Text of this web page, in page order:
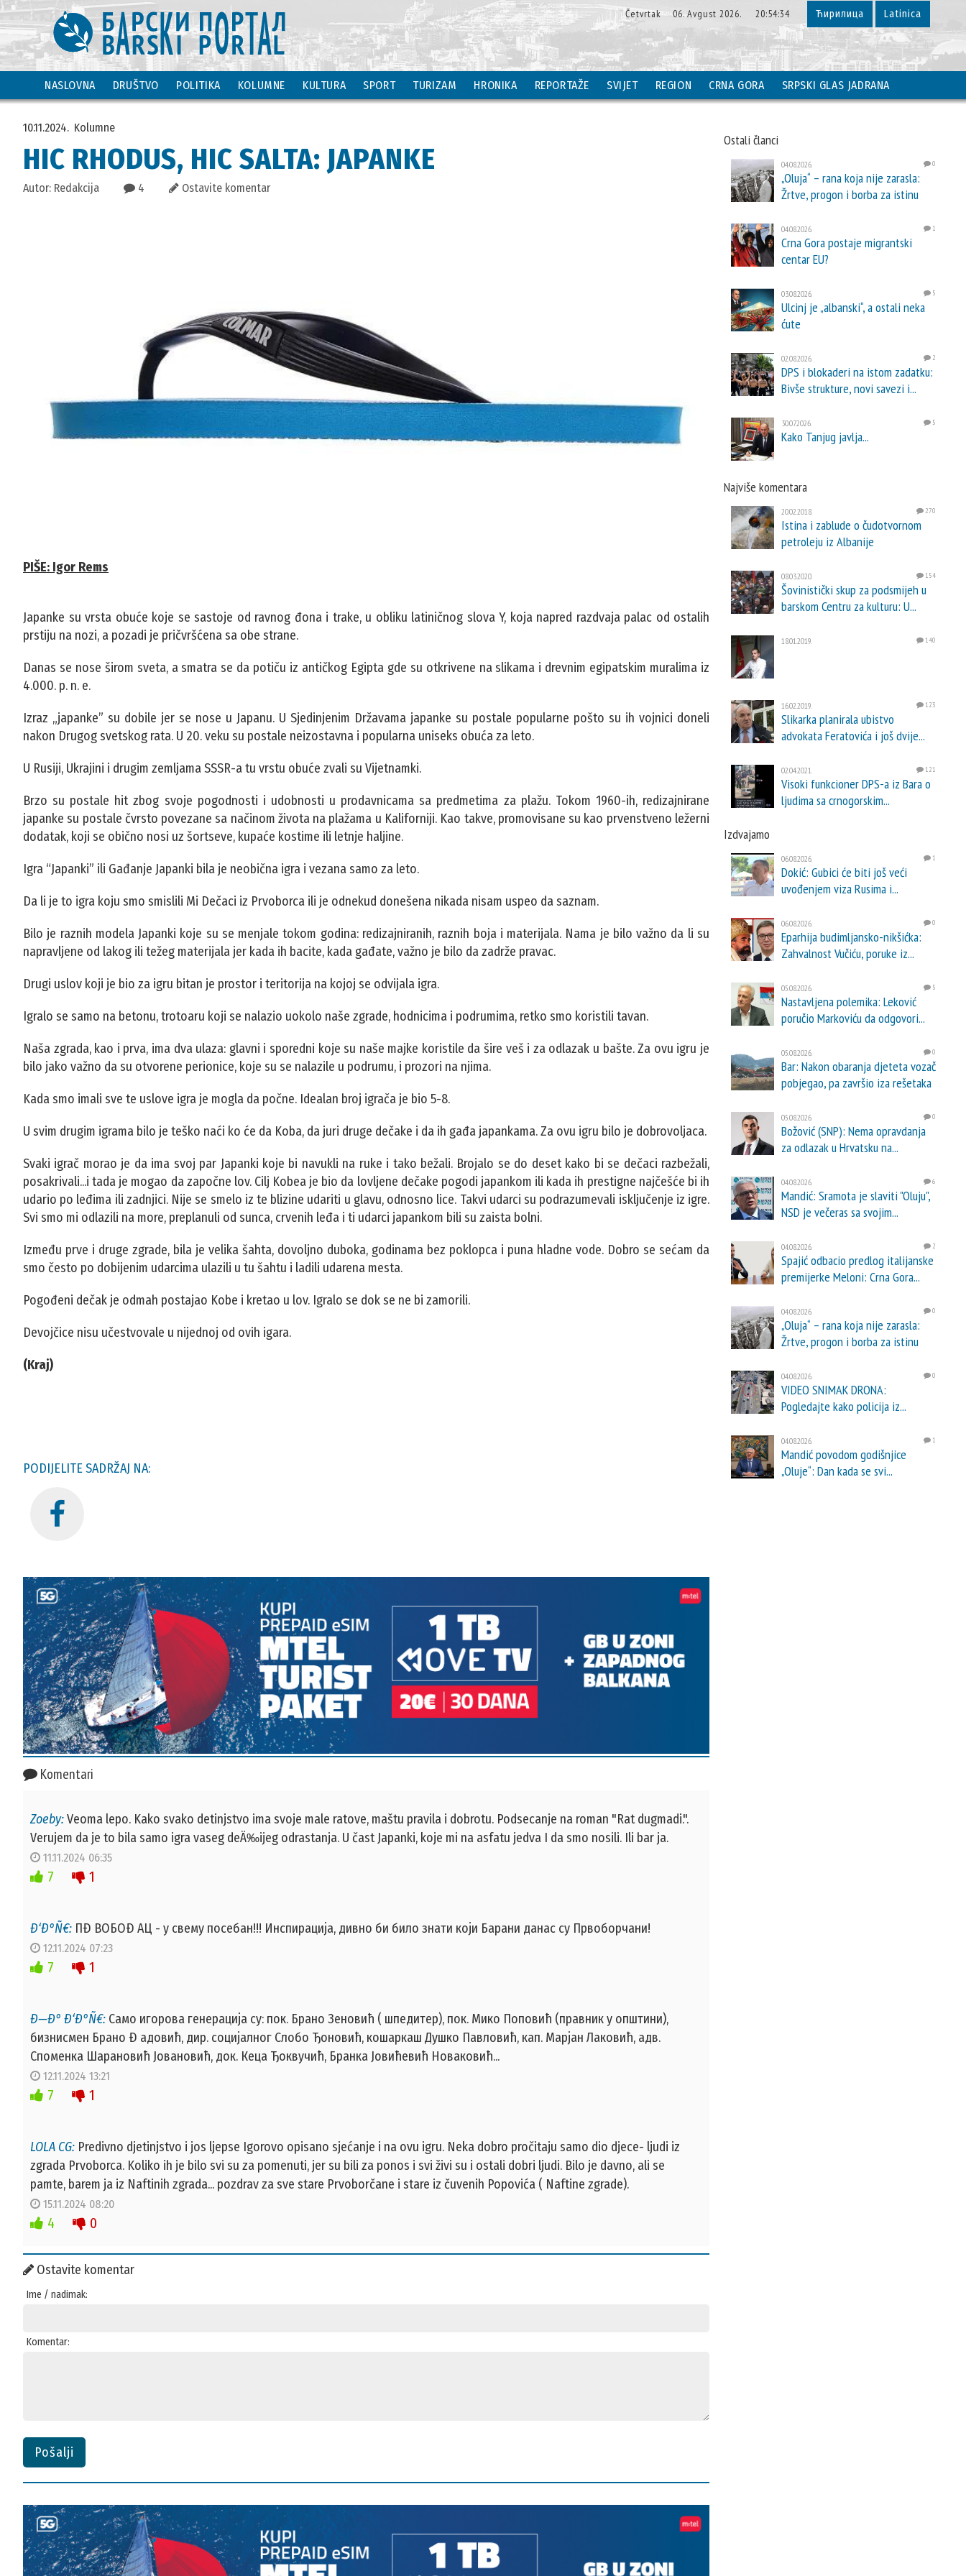
Četvrtak 06. Avgust 2026. 20:54:35 Ћирилица Latinica
NASLOVNA DRUŠTVO POLITIKA KOLUMNE KULTURA SPORT TURIZAM HRONIKA REPORTAŽE SVIJET REGION CRNA GORA SRPSKI GLAS JADRANA
10.11.2024. Kolumne
HIC RHODUS, HIC SALTA: JAPANKE
Autor: Redakcija 4 Ostavite komentar
PIŠE: Igor Rems
Japanke su vrsta obuće koje se sastoje od ravnog đona i trake, u obliku latiničnog slova Y, koja napred razdvaja palac od ostalih
prstiju na nozi, a pozadi je pričvršćena sa obe strane.
Danas se nose širom sveta, a smatra se da potiču iz antičkog Egipta gde su otkrivene na slikama i drevnim egipatskim muralima iz
4.000. p. n. e.
Izraz „japanke” su dobile jer se nose u Japanu. U Sjedinjenim Državama japanke su postale popularne pošto su ih vojnici doneli
nakon Drugog svetskog rata. U 20. veku su postale neizostavna i popularna uniseks obuća za leto.
U Rusiji, Ukrajini i drugim zemljama SSSR-a tu vrstu obuće zvali su Vijetnamki.
Brzo su postale hit zbog svoje pogodnosti i udobnosti u prodavnicama sa predmetima za plažu. Tokom 1960-ih, redizajnirane
japanke su postale čvrsto povezane sa načinom života na plažama u Kaliforniji. Kao takve, promovisane su kao prvenstveno ležerni
dodatak, koji se obično nosi uz šortseve, kupaće kostime ili letnje haljine.
Igra “Japanki” ili Gađanje Japanki bila je neobična igra i vezana samo za leto.
Da li je to igra koju smo smislili Mi Dečaci iz Prvoborca ili je odnekud donešena nikada nisam uspeo da saznam.
Bilo je raznih modela Japanki koje su se menjale tokom godina: redizajniranih, raznih boja i materijala. Nama je bilo važno da li su
napravljene od lakog ili težeg materijala jer kada ih bacite, kada gađate, važno je bilo da zadrže pravac.
Drugi uslov koji je bio za igru bitan je prostor i teritorija na kojoj se odvijala igra.
Igralo se samo na betonu, trotoaru koji se nalazio uokolo naše zgrade, hodnicima i podrumima, retko smo koristili tavan.
Naša zgrada, kao i prva, ima dva ulaza: glavni i sporedni koje su naše majke koristile da šire veš i za odlazak u bašte. Za ovu igru je
bilo jako važno da su otvorene perionice, koje su se nalazile u podrumu, i prozori na njima.
Kada smo imali sve te uslove igra je mogla da počne. Idealan broj igrača je bio 5-8.
U svim drugim igrama bilo je teško naći ko će da Koba, da juri druge dečake i da ih gađa japankama. Za ovu igru bilo je dobrovoljaca.
Svaki igrač morao je da ima svoj par Japanki koje bi navukli na ruke i tako bežali. Brojalo se do deset kako bi se dečaci razbežali,
posakrivali...i tada je mogao da započne lov. Cilj Kobea je bio da lovljene dečake pogodi japankom ili kada ih prestigne najčešće bi ih
udario po leđima ili zadnjici. Nije se smelo iz te blizine udariti u glavu, odnosno lice. Takvi udarci su podrazumevali isključenje iz igre.
Svi smo mi odlazili na more, preplanuli od sunca, crvenih leđa i ti udarci japankom bili su zaista bolni.
Između prve i druge zgrade, bila je velika šahta, dovoljno duboka, godinama bez poklopca i puna hladne vode. Dobro se sećam da
smo često po dobijenim udarcima ulazili u tu šahtu i ladili udarena mesta.
Pogođeni dečak je odmah postajao Kobe i kretao u lov. Igralo se dok se ne bi zamorili.
Devojčice nisu učestvovale u nijednoj od ovih igara.
(Kraj)
PODIJELITE SADRŽAJ NA:
Komentari
Zoeby:Veoma lepo. Kako svako detinjstvo ima svoje male ratove, maštu pravila i dobrotu. Podsecanje na roman "Rat dugmadi.".
Verujem da je to bila samo igra vaseg deÄ‰ijeg odrastanja. U čast Japanki, koje mi na asfatu jedva I da smo nosili. Ili bar ja.
11.11.2024 06:35
7 1
Ð‘Ð°Ñ€: ПÐ ВОБОÐ АЦ - у свему посебан!!! Инспирација, дивно би било знати који Барани данас су Првоборчани!
12.11.2024 07:23
7 1
Ð—Ð° Ð‘Ð°Ñ€: Само игорова генерација су: пок. Брано Зеновић ( шпедитер), пок. Мико Поповић (правник у општини),
бизнисмен Брано Ð адовић, дир. социјалног Слобо Ђоновић, кошаркаш Душко Павловић, кап. Марјан Лаковић, адв.
Споменка Шарановић Јовановић, док. Кеца Ђоквучић, Бранка Јовићевић Новаковић...
12.11.2024 13:21
7 1
LOLA CG: Predivno djetinjstvo i jos ljepse Igorovo opisano sjećanje i na ovu igru. Neka dobro pročitaju samo dio djece- ljudi iz
zgrada Prvoborca. Koliko ih je bilo svi su za pomenuti, jer su bili za ponos i svi živi su i ostali dobri ljudi. Bilo je davno, ali se
pamte, barem ja iz Naftinih zgrada... pozdrav za sve stare Prvoborčane i stare iz čuvenih Popovića ( Naftine zgrade).
15.11.2024 08:20
4 0
Ostavite komentar
Ime / nadimak:
Komentar:
Pošalji
Ostali članci
04.08.2026. 0
„Oluja“ – rana koja nije zarasla:
Žrtve, progon i borba za istinu
04.08.2026. 1
Crna Gora postaje migrantski
centar EU?
03.08.2026. 5
Ulcinj je „albanski“, a ostali neka
ćute
02.08.2026. 2
DPS i blokaderi na istom zadatku:
Bivše strukture, novi savezi i...
30.07.2026. 5
Kako Tanjug javlja...
Najviše komentara
20.02.2018. 270
Istina i zablude o čudotvornom
petroleju iz Albanije
08.03.2020. 154
Šovinistički skup za podsmijeh u
barskom Centru za kulturu: U...
18.01.2019. 140
16.02.2019. 123
Slikarka planirala ubistvo
advokata Feratovića i još dvije...
02.04.2021. 121
Visoki funkcioner DPS-a iz Bara o
ljudima sa crnogorskim...
Izdvajamo
06.08.2026. 1
Dokić: Gubici će biti još veći
uvođenjem viza Rusima i...
06.08.2026. 0
Eparhija budimljansko-nikšićka:
Zahvalnost Vučiću, poruke iz...
05.08.2026. 5
Nastavljena polemika: Leković
poručio Markoviću da odgovori...
05.08.2026. 0
Bar: Nakon obaranja djeteta vozač
pobjegao, pa završio iza rešetaka
05.08.2026. 0
Božović (SNP): Nema opravdanja
za odlazak u Hrvatsku na...
04.08.2026. 6
Mandić: Sramota je slaviti "Oluju",
NSD je večeras sa svojim...
04.08.2026. 2
Spajić odbacio predlog italijanske
premijerke Meloni: Crna Gora...
04.08.2026. 0
„Oluja“ – rana koja nije zarasla:
Žrtve, progon i borba za istinu
04.08.2026. 0
VIDEO SNIMAK DRONA:
Pogledajte kako policija iz...
04.08.2026. 1
Mandić povodom godišnjice
„Oluje“: Dan kada se svi...